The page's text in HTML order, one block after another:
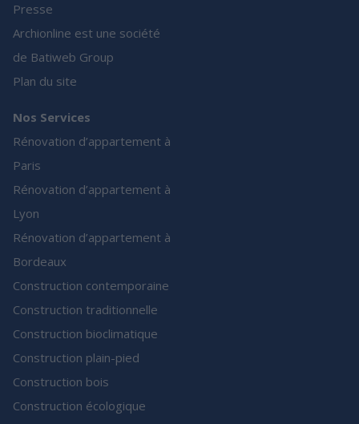
Presse
Archionline est une société
de Batiweb Group
Plan du site
Nos Services
Rénovation d’appartement à
Paris
Rénovation d’appartement à
Lyon
Rénovation d’appartement à
Bordeaux
Construction contemporaine
Construction traditionnelle
Construction bioclimatique
Construction plain-pied
Construction bois
Construction écologique